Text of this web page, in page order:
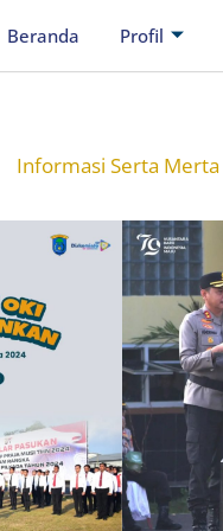
Beranda Profil
Informasi Serta Merta